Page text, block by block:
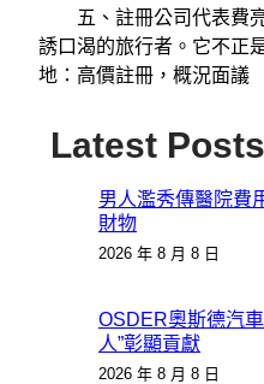
五、註冊公司代表費亮
誘口渴的旅行者。它不正
地：高價註冊，概況面議
Latest Posts
男人濫秀傳醫院費
財物
2026 年 8 月 8 日
OSDER奧斯德汽
人”彰顯貢獻
2026 年 8 月 8 日